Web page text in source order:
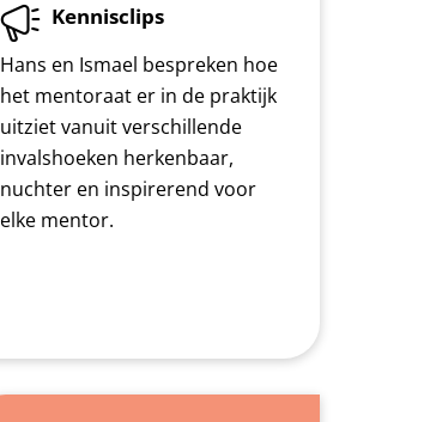
Kennisclips
Hans en Ismael bespreken hoe
het mentoraat er in de praktijk
uitziet vanuit verschillende
invalshoeken herkenbaar,
nuchter en inspirerend voor
elke mentor.